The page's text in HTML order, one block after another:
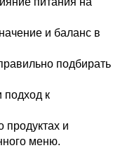
и баланс в
подбирать
подход к
и
меню.